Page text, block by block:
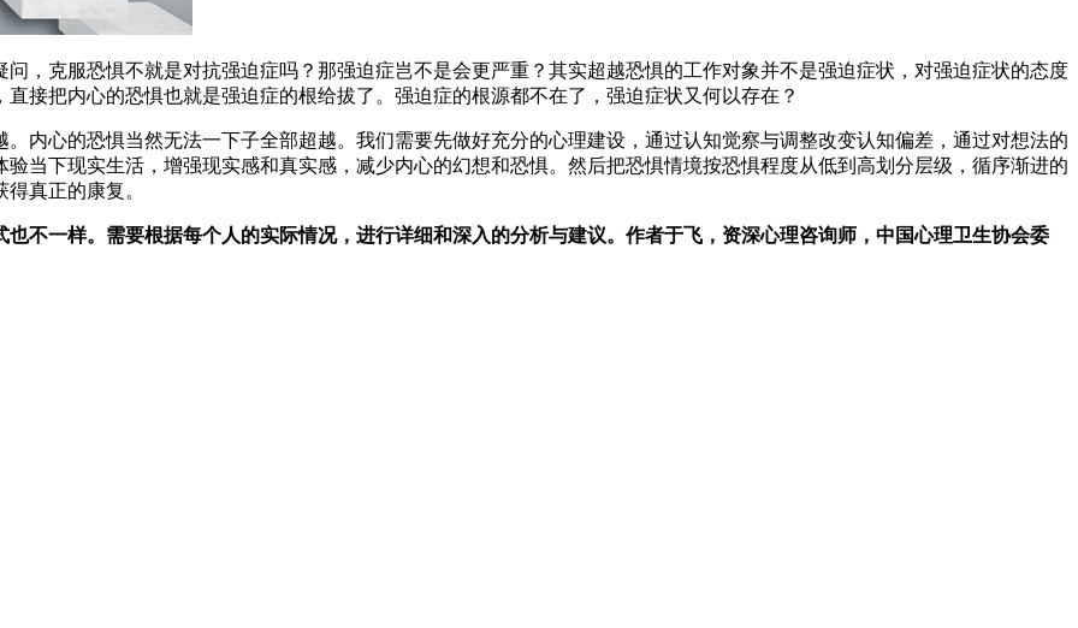
，克服恐惧不就是对抗强迫症吗？那强迫症岂不是会更严重？其实超越恐惧的工作对象并不是强迫症状，对强迫症状的态度
接把内心的恐惧也就是强迫症的根给拔了。强迫症的根源都不在了，强迫症状又何以存在？
内心的恐惧当然无法一下子全部超越。我们需要先做好充分的心理建设，通过认知觉察与调整改变认知偏差，通过对想法的
当下现实生活，增强现实感和真实感，减少内心的幻想和恐惧。然后把恐惧情境按恐惧程度从低到高划分层级，循序渐进的
真正的康复。
不一样。需要根据每个人的实际情况，进行详细和深入的分析与建议。作者于飞，资深心理咨询师，中国心理卫生协会委